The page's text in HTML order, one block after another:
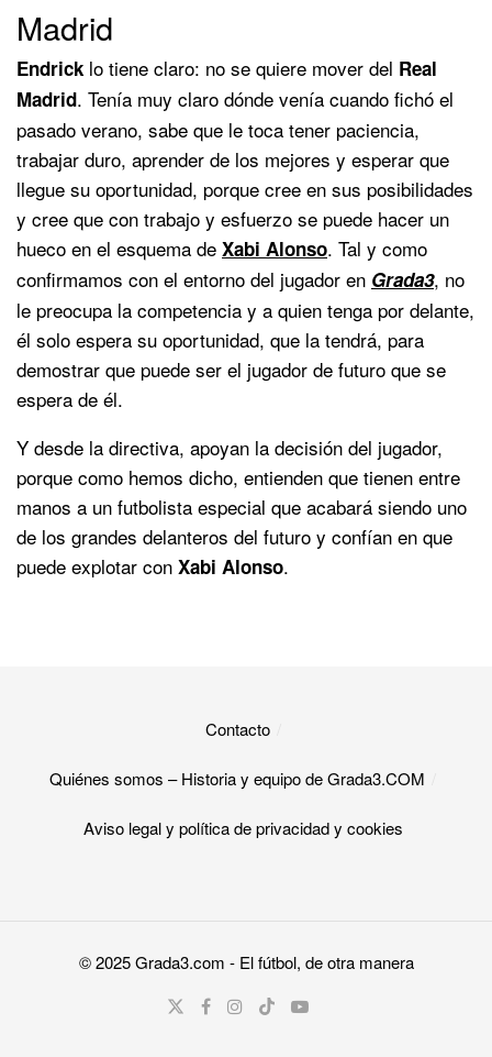
Madrid
Endrick lo tiene claro: no se quiere mover del Real
Madrid. Tenía muy claro dónde venía cuando fichó el
pasado verano, sabe que le toca tener paciencia,
trabajar duro, aprender de los mejores y esperar que
llegue su oportunidad, porque cree en sus posibilidades
y cree que con trabajo y esfuerzo se puede hacer un
hueco en el esquema de Xabi Alonso. Tal y como
confirmamos con el entorno del jugador en Grada3, no
le preocupa la competencia y a quien tenga por delante,
él solo espera su oportunidad, que la tendrá, para
demostrar que puede ser el jugador de futuro que se
espera de él.
Y desde la directiva, apoyan la decisión del jugador,
porque como hemos dicho, entienden que tienen entre
manos a un futbolista especial que acabará siendo uno
de los grandes delanteros del futuro y confían en que
puede explotar con Xabi Alonso.
Contacto
Quiénes somos – Historia y equipo de Grada3.COM
Aviso legal y política de privacidad y cookies​
© 2025Grada3.com - El fútbol, de otra manera